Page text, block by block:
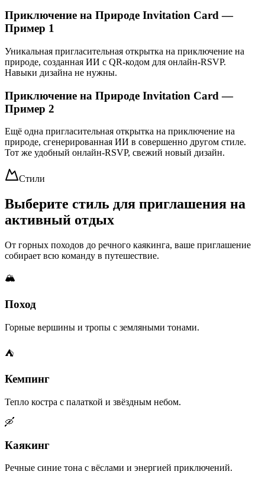
Приключение на Природе Invitation Card —
Пример 1
Уникальная пригласительная открытка на приключение на
природе, созданная ИИ с QR-кодом для онлайн-RSVP.
Навыки дизайна не нужны.
Приключение на Природе Invitation Card —
Пример 2
Ещё одна пригласительная открытка на приключение на
природе, сгенерированная ИИ в совершенно другом стиле.
Тот же удобный онлайн-RSVP, свежий новый дизайн.
Стили
Выберите стиль для приглашения на
активный отдых
От горных походов до речного каякинга, ваше приглашение
собирает всю команду в путешествие.
🏔️
Поход
Горные вершины и тропы с земляными тонами.
⛺
Кемпинг
Тепло костра с палаткой и звёздным небом.
🛶
Каякинг
Речные синие тона с вёслами и энергией приключений.